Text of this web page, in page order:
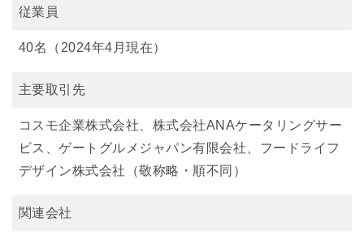
従業員
40名（2024年4月現在）
主要取引先
コスモ企業株式会社、株式会社ANAケータリングサー
ビス、ゲートグルメジャパン有限会社、フードライフ
デザイン株式会社（敬称略・順不同）
関連会社